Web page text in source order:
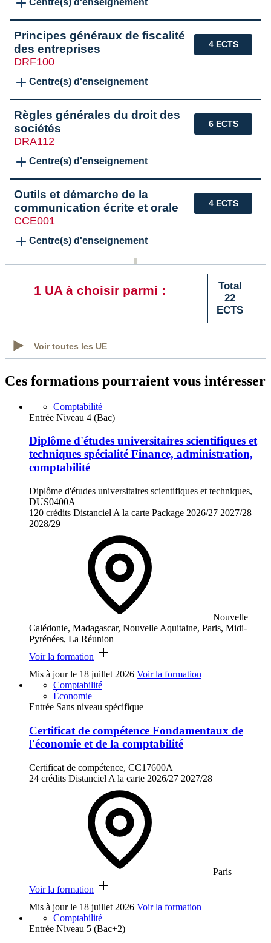
Centre(s) d'enseignement
4 ECTS
Principes généraux de fiscalité
des entreprises
DRF100
Centre(s) d'enseignement
6 ECTS
Règles générales du droit des
sociétés
DRA112
Centre(s) d'enseignement
4 ECTS
Outils et démarche de la
communication écrite et orale
CCE001
Centre(s) d'enseignement
Total
22
ECTS
1 UA à choisir parmi :
Voir toutes les UE
Ces formations pourraient vous intéresser
Comptabilité
Entrée Niveau 4 (Bac)
Diplôme d'études universitaires scientifiques et
techniques spécialité Finance, administration,
comptabilité
Diplôme d'études universitaires scientifiques et techniques,
DUS0400A
120 crédits Distanciel A la carte Package 2026/27 2027/28
2028/29
Nouvelle
Calédonie, Madagascar, Nouvelle Aquitaine, Paris, Midi-
Pyrénées, La Réunion
Voir la formation
Mis à jour le 18 juillet 2026 Voir la formation
Comptabilité
Économie
Entrée Sans niveau spécifique
Certificat de compétence Fondamentaux de
l'économie et de la comptabilité
Certificat de compétence, CC17600A
24 crédits Distanciel A la carte 2026/27 2027/28
Paris
Voir la formation
Mis à jour le 18 juillet 2026 Voir la formation
Comptabilité
Entrée Niveau 5 (Bac+2)